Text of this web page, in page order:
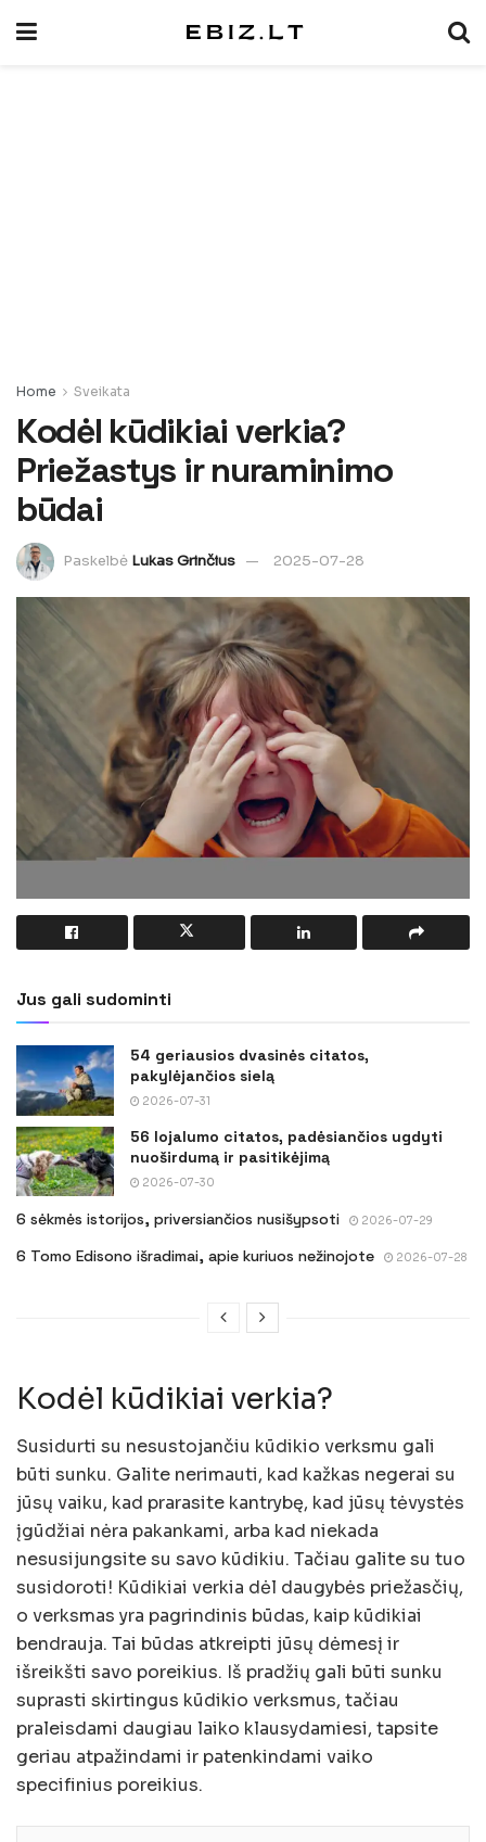
Home Sveikata
Kodėl kūdikiai verkia?
Priežastys ir nuraminimo
būdai
Paskelbė Lukas Grinčius 2025-07-28
Jus gali sudominti
54 geriausios dvasinės citatos,
pakylėjančios sielą
2026-07-31
56 lojalumo citatos, padėsiančios ugdyti
nuoširdumą ir pasitikėjimą
2026-07-30
6 sėkmės istorijos, priversiančios nusišypsoti 2026-07-29
6 Tomo Edisono išradimai, apie kuriuos nežinojote 2026-07-28
Kodėl kūdikiai verkia?
Susidurti su nesustojančiu kūdikio verksmu gali
būti sunku. Galite nerimauti, kad kažkas negerai su
jūsų vaiku, kad prarasite kantrybę, kad jūsų tėvystės
įgūdžiai nėra pakankami, arba kad niekada
nesusijungsite su savo kūdikiu. Tačiau galite su tuo
susidoroti! Kūdikiai verkia dėl daugybės priežasčių,
o verksmas yra pagrindinis būdas, kaip kūdikiai
bendrauja. Tai būdas atkreipti jūsų dėmesį ir
išreikšti savo poreikius. Iš pradžių gali būti sunku
suprasti skirtingus kūdikio verksmus, tačiau
praleisdami daugiau laiko klausydamiesi, tapsite
geriau atpažindami ir patenkindami vaiko
specifinius poreikius.